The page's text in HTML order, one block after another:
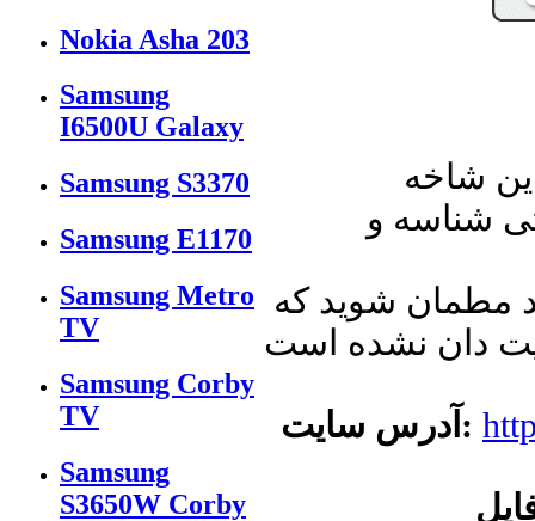
Nokia Asha 203
Samsung
I6500U Galaxy
Samsung S3370
Samsung E1170
Samsung Metro
TV
Samsung Corby
TV
Samsung
S3650W Corby
شاخه
مطمان شوید که
آدرس سایت: